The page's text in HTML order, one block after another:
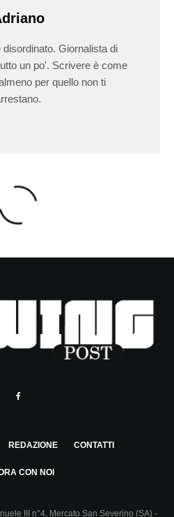
disordinato. Giornalista di
un po'. Scrivere è come
per quello non ti
REDAZIONE CONTATTI
CON NOI
III n°4, Mercato San Severino (SA) -